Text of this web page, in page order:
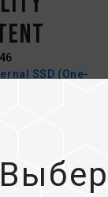
SSD (One-